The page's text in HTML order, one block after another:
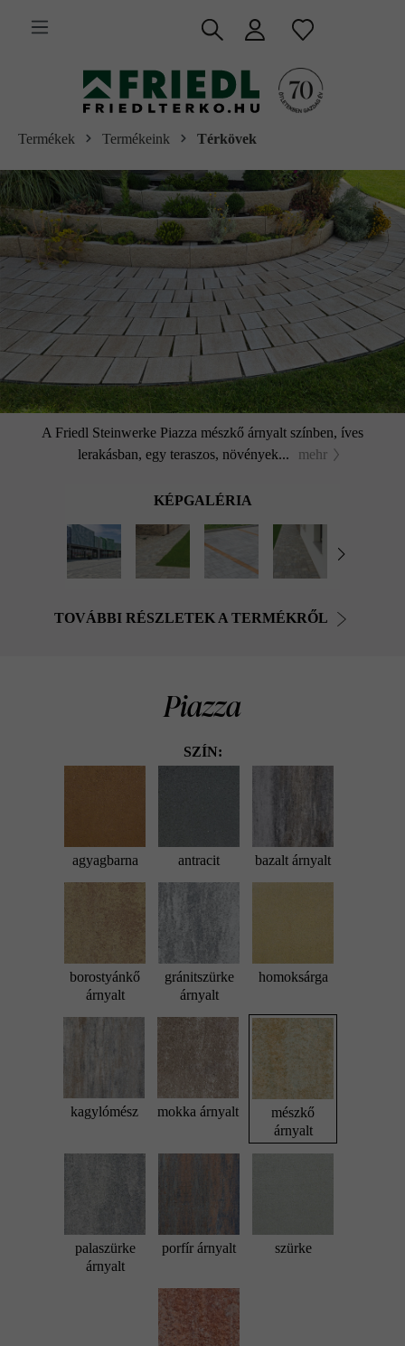
tartalomra
Termékek Termékeink Térkövek
A Friedl Steinwerke Piazza mészkő árnyalt színben, íves
lerakásban, egy teraszos, növények...
mehr
KÉPGALÉRIA
TOVÁBBI RÉSZLETEK A TERMÉKRŐL
Piazza
SZÍN:
agyagbarna antracit bazalt árnyalt
borostyánkő
árnyalt
gránitszürke
árnyalt
homoksárga
kagylómész mokka árnyalt
mészkő
árnyalt
palaszürke
árnyalt
porfír árnyalt szürke